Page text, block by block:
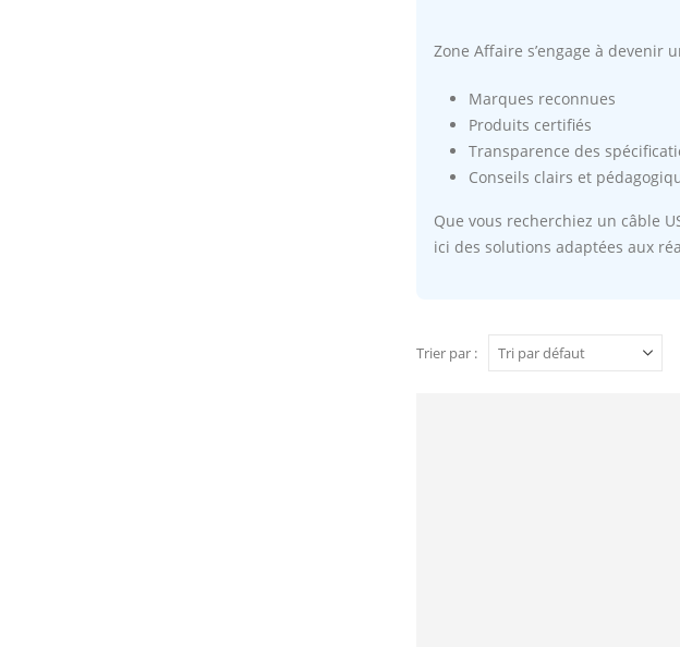
Zone Affaire s’engage à devenir
Marques reconnues
Produits certifiés
Transparence des
Conseils clairs et
Que vous recherchiez un câble
ici des solutions adaptées aux
Trier par :